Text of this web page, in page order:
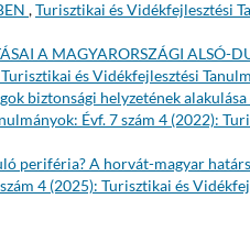
,Turisztikai és Vidékfejlesztési
A MAGYARORSZÁGI ALSÓ-
és Vidékfejlesztési
biztonsági helyzetének alakulása
Évf. 7 szám 4 (2022):
periféria? A horvát-magyar
4 (2025): Turisztikai és